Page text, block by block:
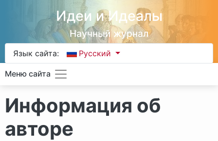
Идеи и Идеалы
Научный журнал
Язык сайта: Русский
Меню сайта
Информация об
авторе